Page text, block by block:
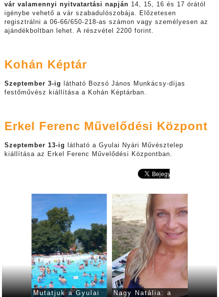
vár valamennyi nyitvatartási napján 14, 15, 16 és 17 órától
igénybe vehető a vár szabadulószobája. Előzetesen
regisztrálni a 06-66/650-218-as számon vagy személyesen az
ajándékboltban lehet. A részvétel 2200 forint.
Kohán Képtár
Szeptember 3-ig
látható Bozsó János Munkácsy-díjas
festőművész kiállítása a Kohán Képtárban.
Erkel Ferenc Művelődési Központ
Szeptember 13-ig
látható a Gyulai Nyári Művésztelep
kiállítása az Erkel Ferenc Művelődési Központban.
a Mutatjuk a Gyulai Nagy Natália: a Idén